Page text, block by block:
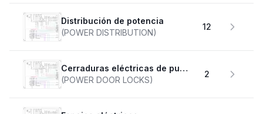
Distribución de potencia
(POWER DISTRIBUTION)
12
Cerraduras eléctricas de puertas
(POWER DOOR LOCKS)
2